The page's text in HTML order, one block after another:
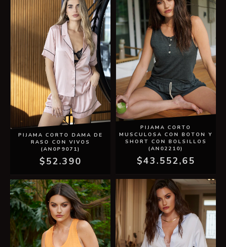
PIJAMA CORTO DAMA DE
RASO CON VIVOS
(AN0P9071)
$52.390
PIJAMA CORTO
MUSCULOSA CON BOTON Y
SHORT CON BOLSILLOS
(AN02210)
$43.552,65